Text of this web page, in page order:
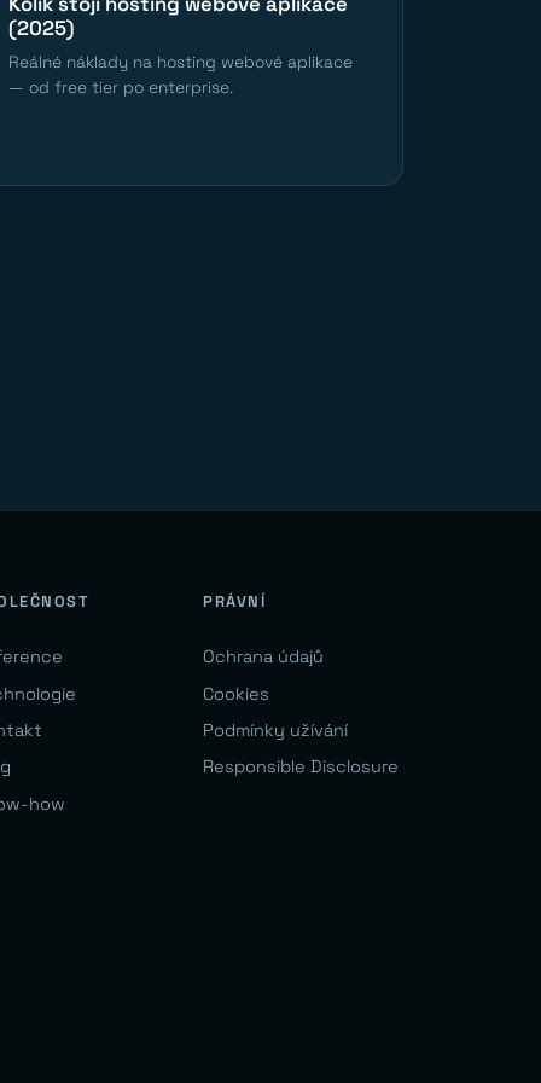
(2025)
Reálné náklady na hosting webové aplikace
— od free tier po enterprise.
how
PRÁVNÍ
Ochrana údajů
Cookies
Podmínky užívání
Responsible Disclosure